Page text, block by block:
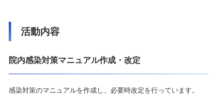
活動内容
院内感染対策マニュアル作成・改定
感染対策のマニュアルを作成し、必要時改定を行っています。